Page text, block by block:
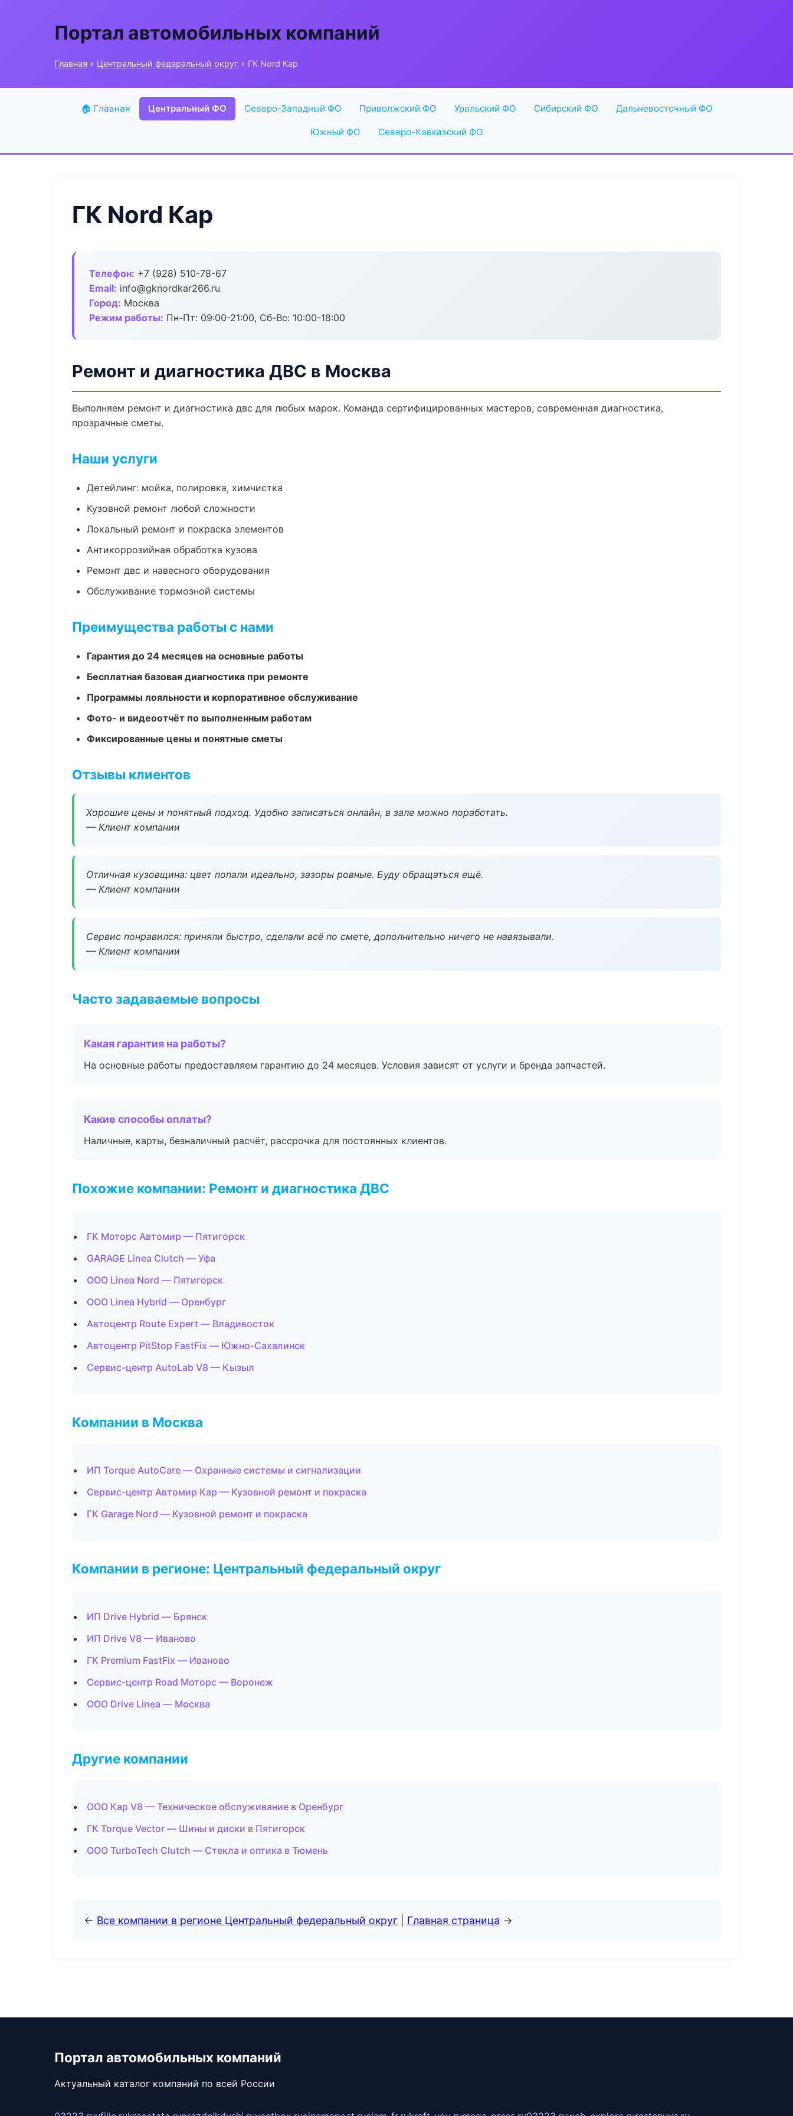
Портал автомобильных компаний
Главная » Центральный федеральный округ » ГК Nord Кар
🏠 Главная Центральный ФО Северо-Западный ФО Приволжский ФО Уральский ФО Сибирский ФО Дальневосточный ФО
Южный ФО Северо-Кавказский ФО
ГК Nord Кар
Телефон: +7 (928) 510-78-67
Email: info@gknordkar266.ru
Город: Москва
Режим работы: Пн-Пт: 09:00-21:00, Сб-Вс: 10:00-18:00
Ремонт и диагностика ДВС в Москва
Выполняем ремонт и диагностика двс для любых марок. Команда сертифицированных мастеров, современная диагностика,
прозрачные сметы.
Наши услуги
Детейлинг: мойка, полировка, химчистка
Кузовной ремонт любой сложности
Локальный ремонт и покраска элементов
Антикоррозийная обработка кузова
Ремонт двс и навесного оборудования
Обслуживание тормозной системы
Преимущества работы с нами
Гарантия до 24 месяцев на основные работы
Бесплатная базовая диагностика при ремонте
Программы лояльности и корпоративное обслуживание
Фото- и видеоотчёт по выполненным работам
Фиксированные цены и понятные сметы
Отзывы клиентов
Хорошие цены и понятный подход. Удобно записаться онлайн, в зале можно поработать.
— Клиент компании
Отличная кузовщина: цвет попали идеально, зазоры ровные. Буду обращаться ещё.
— Клиент компании
Сервис понравился: приняли быстро, сделали всё по смете, дополнительно ничего не навязывали.
— Клиент компании
Часто задаваемые вопросы
Какая гарантия на работы?
На основные работы предоставляем гарантию до 24 месяцев. Условия зависят от услуги и бренда запчастей.
Какие способы оплаты?
Наличные, карты, безналичный расчёт, рассрочка для постоянных клиентов.
Похожие компании: Ремонт и диагностика ДВС
ГК Моторс Автомир — Пятигорск
GARAGE Linea Clutch — Уфа
ООО Linea Nord — Пятигорск
ООО Linea Hybrid — Оренбург
Автоцентр Route Expert — Владивосток
Автоцентр PitStop FastFix — Южно-Сахалинск
Сервис-центр AutoLab V8 — Кызыл
Компании в Москва
ИП Torque AutoCare — Охранные системы и сигнализации
Сервис-центр Автомир Кар — Кузовной ремонт и покраска
ГК Garage Nord — Кузовной ремонт и покраска
Компании в регионе: Центральный федеральный округ
ИП Drive Hybrid — Брянск
ИП Drive V8 — Иваново
ГК Premium FastFix — Иваново
Сервис-центр Road Моторс — Воронеж
ООО Drive Linea — Москва
Другие компании
ООО Кар V8 — Техническое обслуживание в Оренбург
ГК Torque Vector — Шины и диски в Пятигорск
ООО TurboTech Clutch — Стекла и оптика в Тюмень
← Все компании в регионе Центральный федеральный округ Главная страница →
Портал автомобильных компаний
Актуальный каталог компаний по всей России